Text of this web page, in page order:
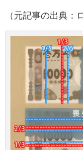
（元記事の出典：